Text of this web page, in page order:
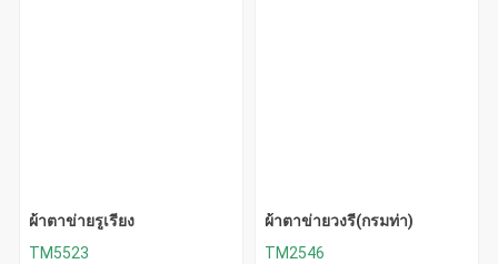
ผ้าตาข่ายรูเรียง
TM5523
ผ้าตาข่ายวงรี(กรมท่า)
TM2546